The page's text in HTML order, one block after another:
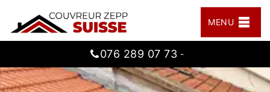
MENU
076 289 07 73 -